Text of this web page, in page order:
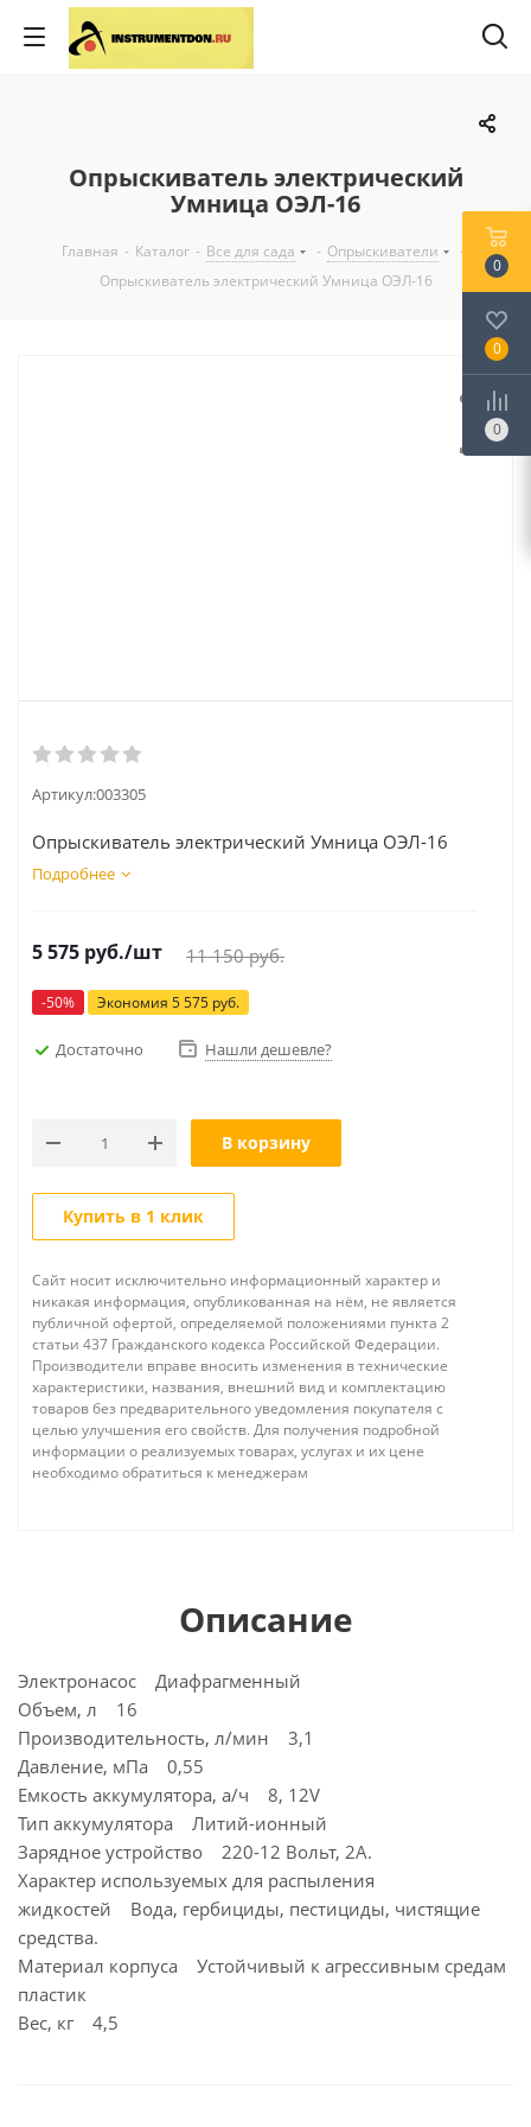
Опрыскиватель электрический
Умница ОЭЛ-16
Главная - Каталог - Все для сада - Опрыскиватели
-
Опрыскиватель электрический Умница ОЭЛ-16
Артикул:003305
Опрыскиватель электрический Умница ОЭЛ-16
Подробнее
5 575 руб./шт 11 150руб.
-50% Экономия 5 575 руб.
Достаточно Нашли дешевле?
В корзину
Купить в 1 клик
Сайт носит исключительно информационный характер и
никакая информация, опубликованная на нём, не является
публичной офертой, определяемой положениями пункта 2
статьи 437 Гражданского кодекса Российской Федерации.
Производители вправе вносить изменения в технические
характеристики, названия, внешний вид и комплектацию
товаров без предварительного уведомления покупателя с
целью улучшения его свойств. Для получения подробной
информации о реализуемых товарах, услугах и их цене
необходимо обратиться к менеджерам
Описание
Электронасос Диафрагменный
Объем, л 16
Производительность, л/мин 3,1
Давление, мПа 0,55
Емкость аккумулятора, а/ч 8, 12V
Тип аккумулятора Литий-ионный
Зарядное устройство 220-12 Вольт, 2А.
Характер используемых для распыления
жидкостей Вода, гербициды, пестициды, чистящие
средства.
Материал корпуса Устойчивый к агрессивным средам
пластик
Вес, кг 4,5
0
0
0